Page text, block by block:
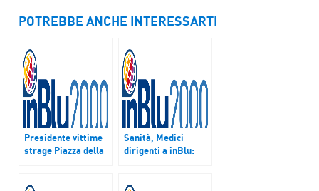
POTREBBE ANCHE INTERESSARTI
Presidente vittime
strage Piazza della
anni affermata la
Sanità, Medici
dirigenti a inBlu:
tagli”